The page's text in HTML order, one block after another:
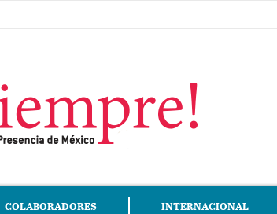
COLABORADORES INTERNACIONAL